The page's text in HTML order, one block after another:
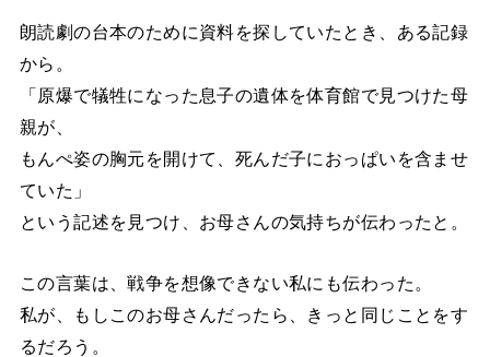
朗読劇の台本のために資料を探していたとき、ある記録
から。
「原爆で犠牲になった息子の遺体を体育館で見つけた母
親が、
もんぺ姿の胸元を開けて、死んだ子におっぱいを含ませ
ていた」
という記述を見つけ、お母さんの気持ちが伝わったと。
この言葉は、戦争を想像できない私にも伝わった。
私が、もしこのお母さんだったら、きっと同じことをす
るだろう。